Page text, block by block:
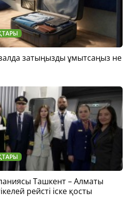
затыңызды ұмытсаңыз не
Ташкент – Алматы
рейсті іске қосты